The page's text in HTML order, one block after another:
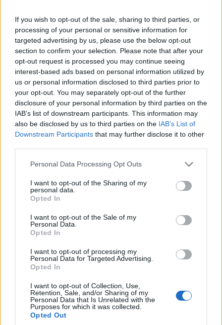
If you wish to opt-out of the sale, sharing to third parties, or
processing of your personal or sensitive information for
targeted advertising by us, please use the below opt-out
section to confirm your selection. Please note that after your
opt-out request is processed you may continue seeing
interest-based ads based on personal information utilized by
us or personal information disclosed to third parties prior to
your opt-out. You may separately opt-out of the further
disclosure of your personal information by third parties on the
IAB’s list of downstream participants. This information may
also be disclosed by us to third parties on the IAB’s List of
Downstream Participants that may further disclose it to other
Please note that this website/app uses one or more Google
not limited to your visit or usage behaviour. You may click to
grant or deny consent to Google and its third-party tags to
use your data for below specified purposes in below Google
consent section.
Personal Data Processing Opt Outs
I want to opt-out of the Sharing of my
personal data.
Opted In
I want to opt-out of the Sale of my
Personal Data.
Opted In
I want to opt-out of processing my
Personal Data for Targeted Advertising.
Opted In
I want to opt-out of Collection, Use,
Retention, Sale, and/or Sharing of my
Personal Data that Is Unrelated with the
Purposes for which it was collected.
Opted Out